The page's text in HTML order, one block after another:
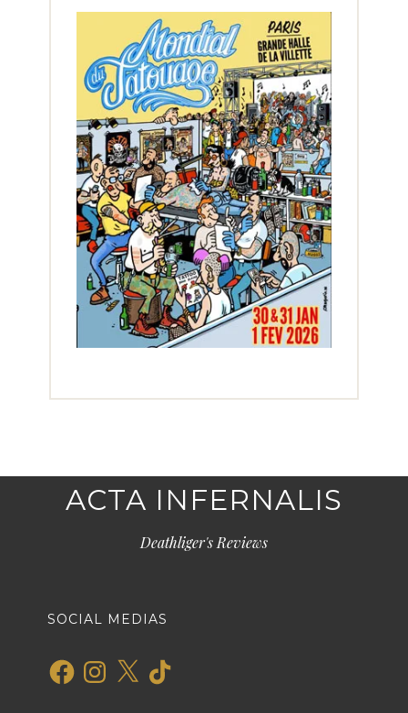
ACTA INFERNALIS
Deathliger's Reviews
SOCIAL MEDIAS
FacebookInstagram
X TikTok